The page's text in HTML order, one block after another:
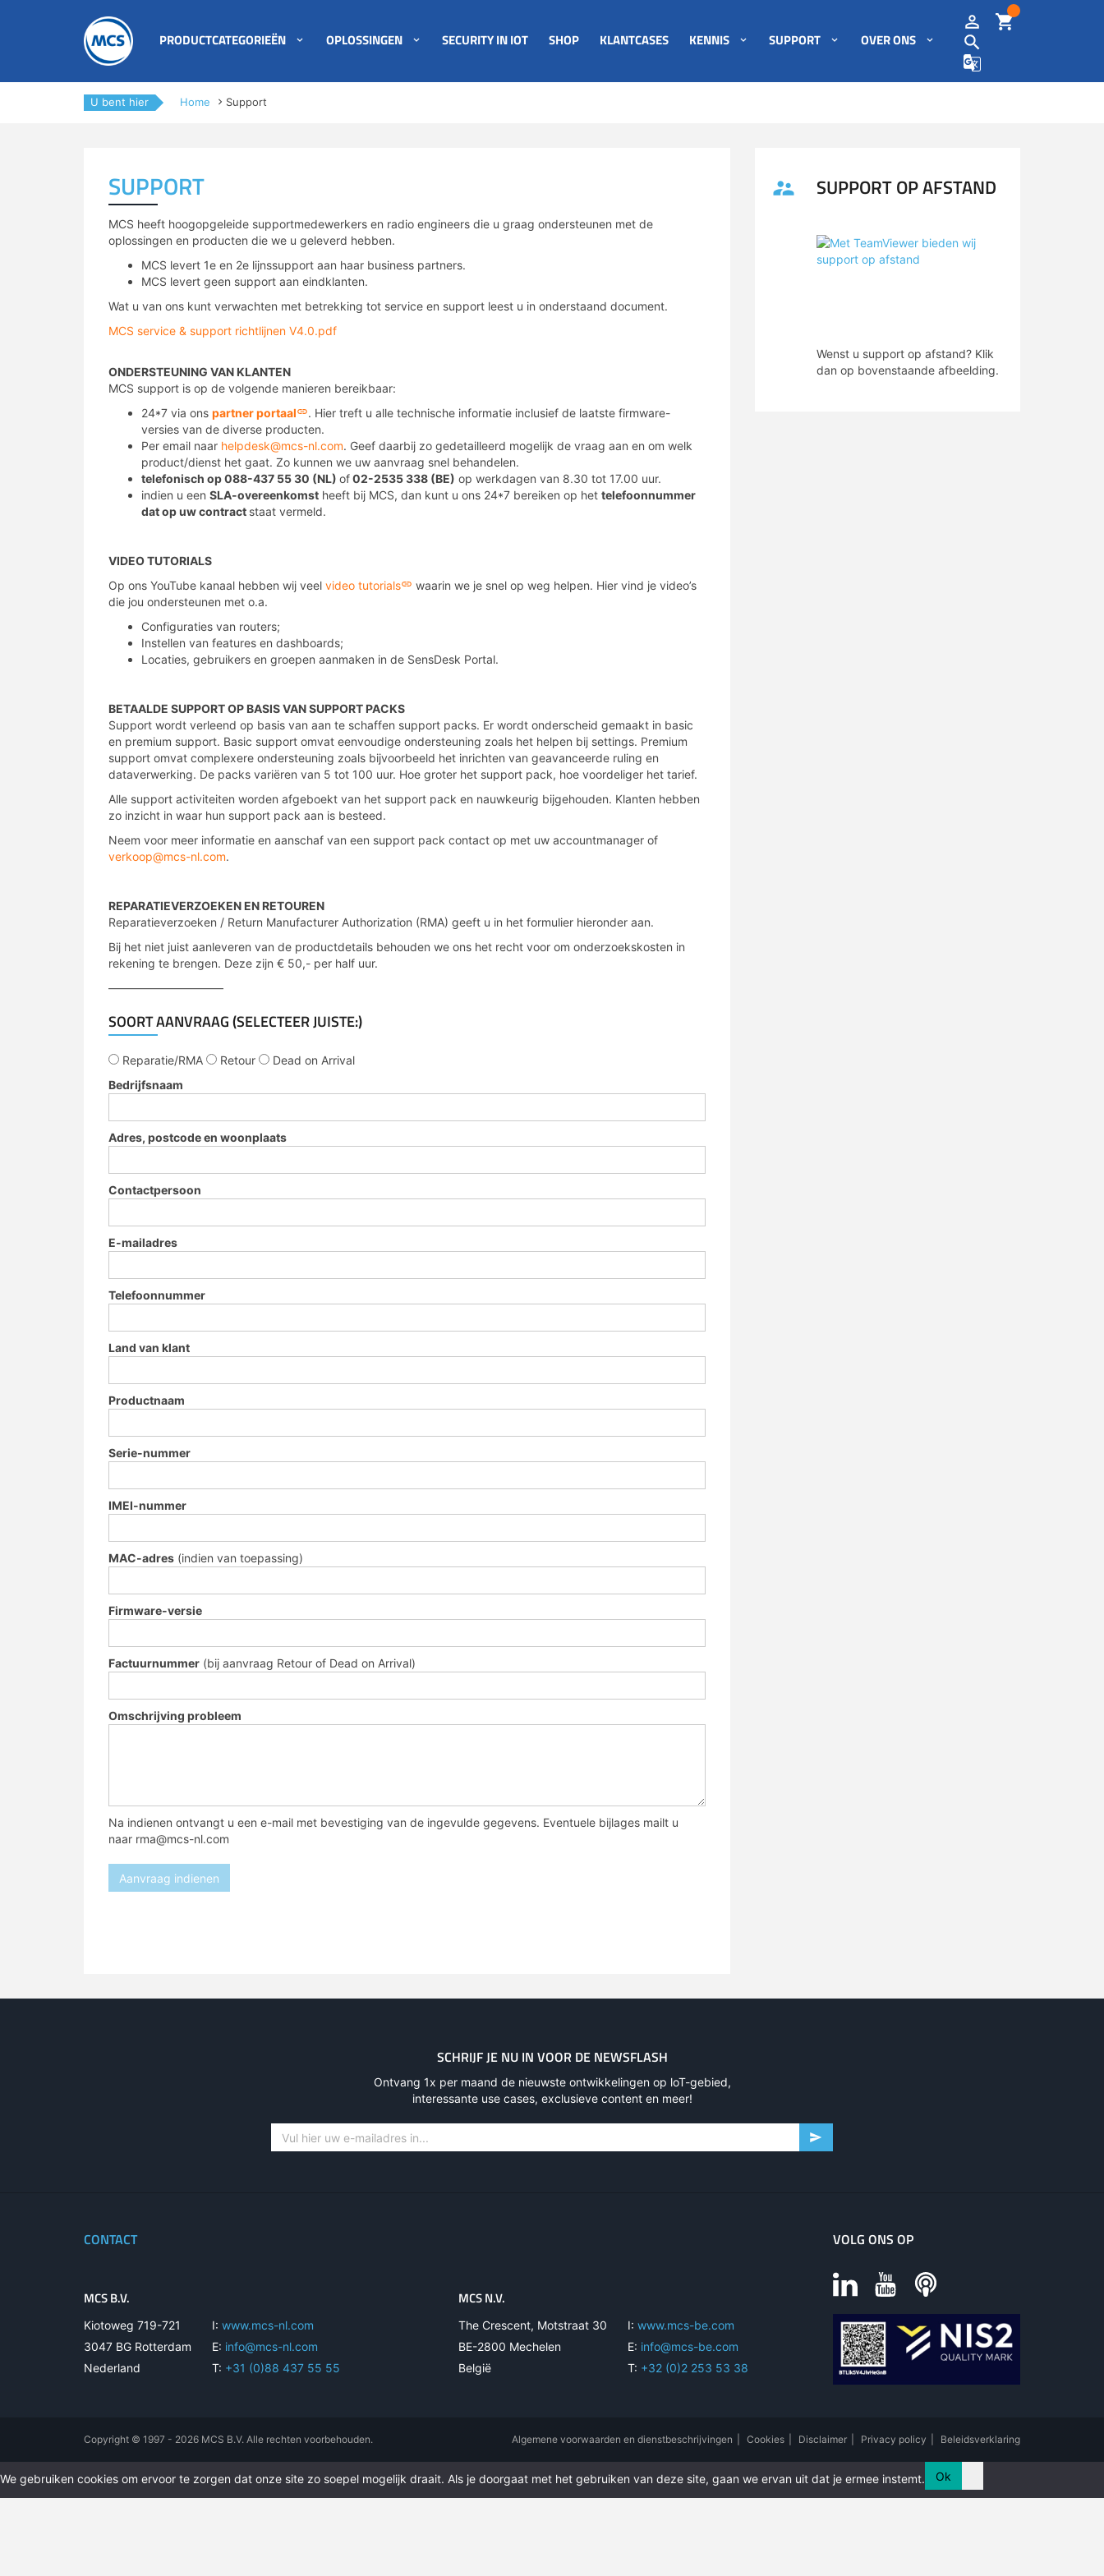
PRODUCTCATEGORIEËN OPLOSSINGEN SECURITY IN IOT SHOP KLANTCASES KENNIS SUPPORT OVER ONS
U bent hier Home Support
SUPPORT
MCS heeft hoogopgeleide supportmedewerkers en radio engineers die u graag ondersteunen met de
oplossingen en producten die we u geleverd hebben.
MCS levert 1e en 2e lijnssupport aan haar business partners.
MCS levert geen support aan eindklanten.
Wat u van ons kunt verwachten met betrekking tot service en support leest u in onderstaand document.
MCS service & support richtlijnen V4.0.pdf
ONDERSTEUNING VAN KLANTEN
MCS support is op de volgende manieren bereikbaar:
24*7 via ons partner portaal
. Hier treft u alle technische informatie inclusief de laatste firmware-
versies van de diverse producten.
Per email naar helpdesk@mcs-nl.com. Geef daarbij zo gedetailleerd mogelijk de vraag aan en om welk
product/dienst het gaat. Zo kunnen we uw aanvraag snel behandelen.
telefonisch op 088-437 55 30 (NL) of02-2535 338 (BE) op werkdagen van 8.30 tot 17.00 uur.
indien u een SLA-overeenkomst heeft bij MCS, dan kunt u ons 24*7 bereiken op het telefoonnummer
dat op uw contract staat vermeld.
VIDEO TUTORIALS
Op ons YouTube kanaal hebben wij veel video tutorials
waarin we je snel op weg helpen. Hier vind je video’s
die jou ondersteunen met o.a.
Configuraties van routers;
Instellen van features en dashboards;
Locaties, gebruikers en groepen aanmaken in de SensDesk Portal.
BETAALDE SUPPORT OP BASIS VAN SUPPORT PACKS
Support wordt verleend op basis van aan te schaffen support packs. Er wordt onderscheid gemaakt in basic
en premium support. Basic support omvat eenvoudige ondersteuning zoals het helpen bij settings. Premium
support omvat complexere ondersteuning zoals bijvoorbeeld het inrichten van geavanceerde ruling en
dataverwerking. De packs variëren van 5 tot 100 uur. Hoe groter het support pack, hoe voordeliger het tarief.
Alle support activiteiten worden afgeboekt van het support pack en nauwkeurig bijgehouden. Klanten hebben
zo inzicht in waar hun support pack aan is besteed.
Neem voor meer informatie en aanschaf van een support pack contact op met uw accountmanager of
verkoop@mcs-nl.com.
REPARATIEVERZOEKEN EN RETOUREN
Reparatieverzoeken / Return Manufacturer Authorization (RMA) geeft u in het formulier hieronder aan.
Bij het niet juist aanleveren van de productdetails behouden we ons het recht voor om onderzoekskosten in
rekening te brengen. Deze zijn € 50,- per half uur.
——————————
SOORT AANVRAAG (SELECTEER JUISTE:)
Reparatie/RMA Retour
Dead on Arrival
Bedrijfsnaam
Adres, postcode en woonplaats
Contactpersoon
E-mailadres
Telefoonnummer
Land van klant
Productnaam
Serie-nummer
IMEI-nummer
MAC-adres (indien van toepassing)
Firmware-versie
Factuurnummer (bij aanvraag Retour of Dead on Arrival)
Omschrijving probleem
Na indienen ontvangt u een e-mail met bevestiging van de ingevulde gegevens. Eventuele bijlages mailt u
naar rma@mcs-nl.com
SUPPORT OP AFSTAND
Wenst u support op afstand? Klik
dan op bovenstaande afbeelding.
SCHRIJF JE NU IN VOOR DE NEWSFLASH
Ontvang 1x per maand de nieuwste ontwikkelingen op loT-gebied,
interessante use cases, exclusieve content en meer!
CONTACT
MCS B.V.
Kiotoweg 719-721
3047 BG Rotterdam
Nederland
I: www.mcs-nl.com
E: info@mcs-nl.com
T: +31 (0)88 437 55 55
MCS N.V.
The Crescent, Motstraat 30
BE-2800 Mechelen
België
I: www.mcs-be.com
E: info@mcs-be.com
T: +32 (0)2 253 53 38
VOLG ONS OP
Algemene voorwaarden en dienstbeschrijvingen Cookies Disclaimer Privacy policy Beleidsverklaring
Copyright © 1997 - 2026 MCS B.V. Alle rechten voorbehouden.
Private LoRaWAN
4G/LTE & 5G
NB-IoT/LTE-M & 5G RedCap
IoT protocol conversie
4G/5G IoT oplossingen
LoRa IoT oplossingen
Lease oplossingen
Remote management
Evenementen
Smart Week of IoT
support/retour aanvraag
Password Generator
Onze partners
Duurzaamheid & MCS
VADnet lidmaatschap
Contact & vestigingen
We gebruiken cookies om ervoor te zorgen dat onze site zo soepel mogelijk draait. Als je doorgaat met het gebruiken van deze site, gaan we ervan uit dat je ermee instemt. Ok